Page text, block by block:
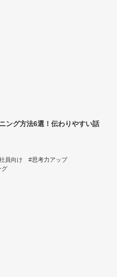
ング方法6選！伝わりやすい話
員向け
#思考力アップ
グ